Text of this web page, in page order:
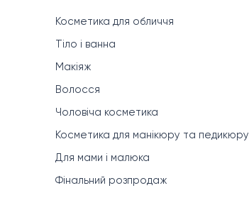
Косметика для обличчя
Тіло і ванна
Макіяж
Волосся
Чоловіча косметика
Косметика для манікюру та педикюру
Для мами і малюка
Фінальний розпродаж